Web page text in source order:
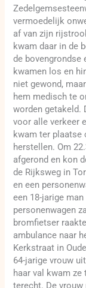
vermoedelijk
af van zijn
kwam daar in de
de
kwamen los en
niet gewond,
hem medisch te
worden getakeld.
voor alle verkeer
kwam ter
herstellen. Om
afgerond en kon
de Rijksweg in
en een
een 18-jarige
personenwagen
bromfietser
ambulance naar
Kerkstraat in
64-jarige vrouw
haar val kwam ze
terecht. De